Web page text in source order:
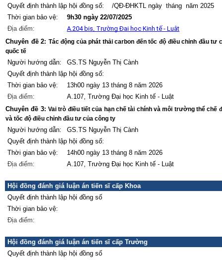
Quyết định thành lập hội đồng số: /QĐ-ĐHKTL ngày tháng năm 2025
Thời gian bảo vệ:
9h30 ngày 22/07/2025
Địa điểm:
A.204 bis, Trường Đại học Kinh tế - Luật
Chuyên đề 2: Tác động của phát thải carbon đến tốc độ điều chỉnh đầu
quốc tế
Người hướng dẫn:
GS.TS Nguyễn Thị Cành
Quyết định thành lập hội đồng số:
Thời gian bảo vệ:
13h00 ngày 13 tháng 8 năm 2026
Địa điểm:
A.107, Trường Đại học Kinh tế - Luật
Chuyên đề 3: Vai trò điều tiết của hạn chế tài chính và môi trường thể chế
và tốc độ điều chỉnh đầu tư của công ty
Người hướng dẫn:
GS.TS Nguyễn Thị Cành
Quyết định thành lập hội đồng số:
Thời gian bảo vệ:
14h00 ngày 13 tháng 8 năm 2026
Địa điểm:
A.107, Trường Đại học Kinh tế - Luật
Hội đồng đánh giá luận án tiến sĩ cấp Khoa
Quyết định thành lập hội đồng số
Thời gian bảo vệ:
Địa điểm:
Hội đồng đánh giá luận án tiến sĩ cấp Trường
Quyết định thành lập hội đồng số